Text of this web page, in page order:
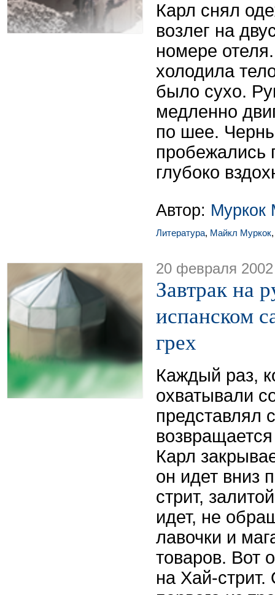
Карл снял
возлег на
номере
холодила
было сухо.
медленно
по шее.
пробежались
глубоко
Автор: Муркок
Литература, Майкл Муркок
20 февраля 2002
Завтрак на
испанском
грех
Каждый раз,
охватывали
представлял
Карл
он идет вниз
стрит,
идет, не
лавочки и
товаров. Вот
на Хай-